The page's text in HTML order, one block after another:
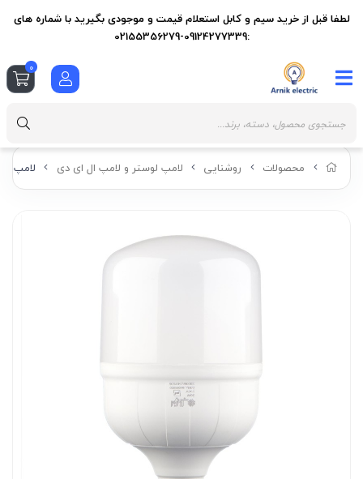
محصولات روشنایی لامپ لوستر و لامپ ال ای دی لامپ ال ای دی 30
لطفا قبل از خرید سیم و کابل استعلام قیمت و موجودی بگیرید با شماره های
:09124277339-02155356279
0